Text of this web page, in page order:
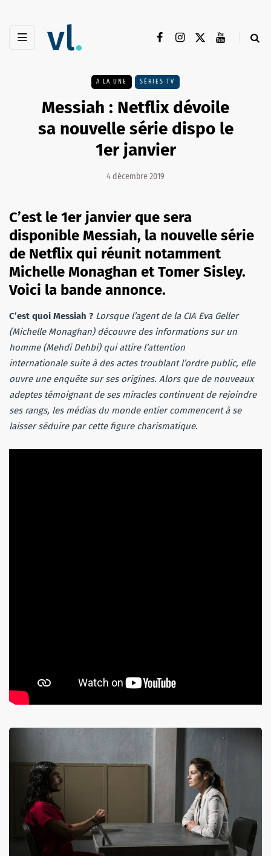
A LA UNE SÉRIES TV
Messiah : Netflix dévoile
sa nouvelle série dispo le
1er janvier
4 décembre 2019
C’est le 1er janvier que sera
disponible Messiah, la nouvelle série
de Netflix qui réunit notamment
Michelle Monaghan et Tomer Sisley.
Voici la bande annonce.
C’est quoi Messiah ? Lorsque l’agent de la CIA Eva Geller
(Michelle Monaghan) découvre des informations sur un
homme (Mehdi Dehbi) qui attire l’attention
internationale suite à des actes troublant l’ordre public, elle
ouvre une enquête sur ses origines. Alors que de nouveaux
adeptes témoignant de ses miracles continuent de rejoindre
ses rangs, les médias du monde entier commencent à se
laisser séduire par cette figure charismatique.